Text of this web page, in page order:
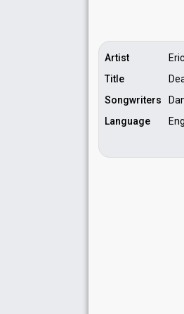
Artist
Title
Songwriters
Language